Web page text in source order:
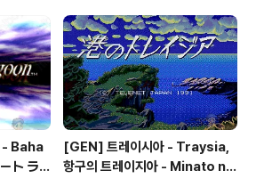
- Baha
ト ラ
[GEN] 트레이시아 - Traysia,
항구의 트레이지아 - Minato no